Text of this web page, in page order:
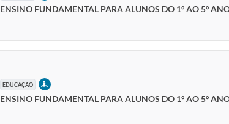
ENSINO FUNDAMENTAL PARA ALUNOS DO 1º AO 5º
EDUCAÇÃO PRESENCIAL
ENSINO FUNDAMENTAL PARA ALUNOS DO 1º AO 5º